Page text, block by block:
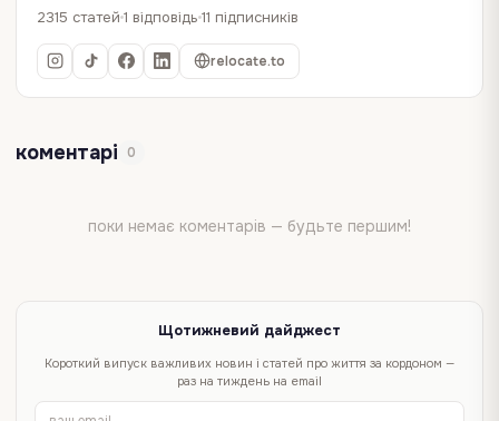
2315 статей 1 відповідь 11 підписників
relocate.to
коментарі 0
поки немає коментарів — будьте першим!
Щотижневий дайджест
Короткий випуск важливих новин і статей про життя за кордоном —
раз на тиждень на email